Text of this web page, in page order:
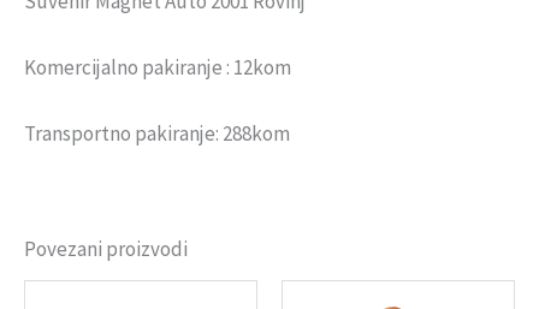
Komercijalno pakiranje : 12kom
Transportno pakiranje: 288kom
Povezani proizvodi